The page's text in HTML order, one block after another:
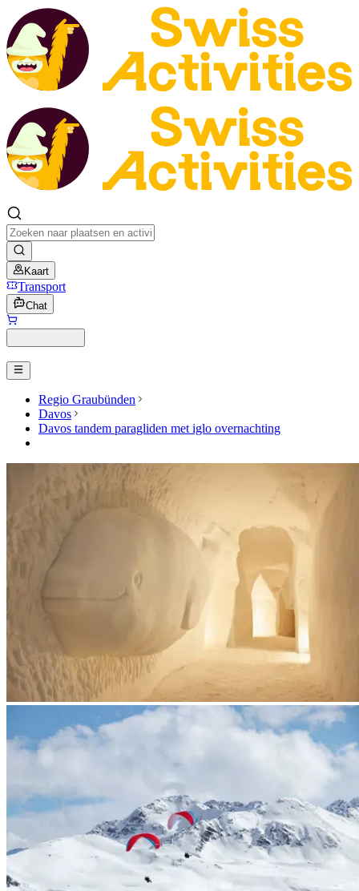
Kaart
Transport
Chat
Regio Graubünden
Davos
Davos tandem paragliden met iglo overnachting